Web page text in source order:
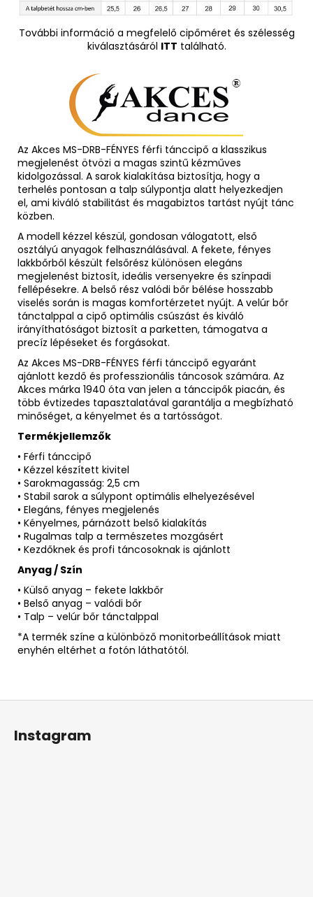
További információ a megfelelő cipőméret és szélesség
kiválasztásáról ITT található.
Az Akces MS-DRB-FÉNYES férfi tánccipő a klasszikus
megjelenést ötvözi a magas szintű kézműves
kidolgozással. A sarok kialakítása biztosítja, hogy a
terhelés pontosan a talp súlypontja alatt helyezkedjen
el, ami kiváló stabilitást és magabiztos tartást nyújt tánc
közben.
A modell kézzel készül, gondosan válogatott, első
osztályú anyagok felhasználásával. A fekete, fényes
lakkbőrből készült felsőrész különösen elegáns
megjelenést biztosít, ideális versenyekre és színpadi
fellépésekre. A belső rész valódi bőr bélése hosszabb
viselés során is magas komfortérzetet nyújt. A velúr bőr
tánctalppal a cipő optimális csúszást és kiváló
irányíthatóságot biztosít a parketten, támogatva a
precíz lépéseket és forgásokat.
Az Akces MS-DRB-FÉNYES férfi tánccipő egyaránt
ajánlott kezdő és professzionális táncosok számára. Az
Akces márka 1940 óta van jelen a tánccipők piacán, és
több évtizedes tapasztalatával garantálja a megbízható
minőséget, a kényelmet és a tartósságot.
Termékjellemzők
• Férfi tánccipő
• Kézzel készített kivitel
• Sarokmagasság: 2,5 cm
• Stabil sarok a súlypont optimális elhelyezésével
• Elegáns, fényes megjelenés
• Kényelmes, párnázott belső kialakítás
• Rugalmas talp a természetes mozgásért
• Kezdőknek és profi táncosoknak is ajánlott
Anyag / Szín
• Külső anyag – fekete lakkbőr
• Belső anyag – valódi bőr
• Talp – velúr bőr tánctalppal
*A termék színe a különböző monitorbeállítások miatt
enyhén eltérhet a fotón láthatótól.
Instagram